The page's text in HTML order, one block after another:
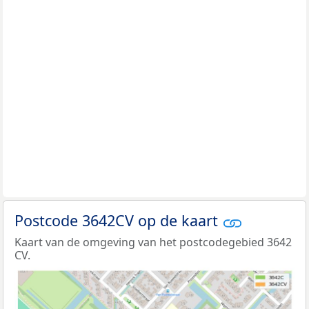
Postcode 3642CV op de kaart
Kaart van de omgeving van het postcodegebied 3642
CV.